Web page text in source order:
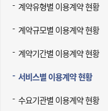
계약유형별 이용계약 현황
계약규모별 이용계약 현황
계약기간별 이용계약 현황
서비스별 이용계약 현황
수요기관별 이용계약 현황